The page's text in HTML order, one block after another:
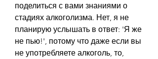
поделиться с вами знаниями о
стадиях алкоголизма. Нет, я не
планирую услышать в ответ: 'Я же
не пью!', потому что даже если вы
не употребляете алкоголь, то,